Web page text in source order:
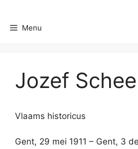
Menu
​Jozef
Vlaams historicus
Gent, 29 mei 1911 – Gent, 3